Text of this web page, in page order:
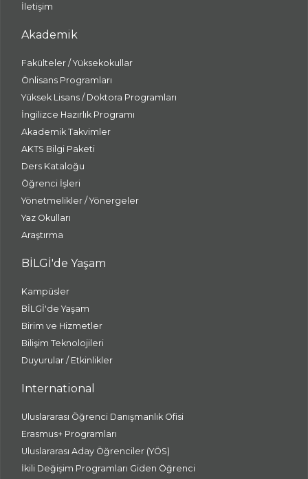
İletişim
Akademik
Fakülteler / Yüksekokullar
Önlisans Programları
Yüksek Lisans / Doktora Programları
İngilizce Hazırlık Programı
Akademik Takvimler
AKTS Bilgi Paketi
Ders Kataloğu
Öğrenci İşleri
Yönetmelikler / Yönergeler
Yaz Okulları
Araştırma
BİLGİ'de Yaşam
Kampüsler
BİLGİ'de Yaşam
Birim ve Hizmetler
Bilişim Teknolojileri
Duyurular / Etkinlikler
International
Uluslararası Öğrenci Danışmanlık Ofisi
Erasmus+ Programları
Uluslararası Aday Öğrenciler (YÖS)
İkili Değişim Programları Giden Öğrenci